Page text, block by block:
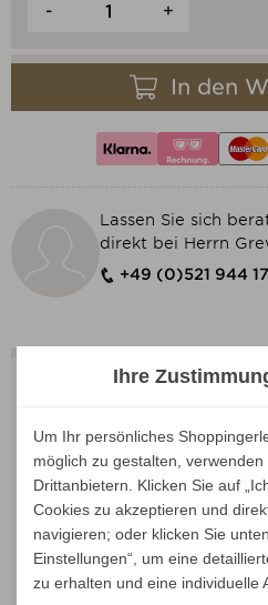
- +
In den
Lassen Sie sich
direkt bei Herrn
+49 (0)521 944
Verkaufspreis
ab 1.869,00 €
Teak 300x300 cm mit
Ihre
Um Ihr persönliches
möglich zu gestalten,
Drittanbietern. Klicken Sie auf
Cookies zu akzeptieren und
navigieren; oder klicken Sie
Einstellungen“, um eine
zu erhalten und eine individuelle